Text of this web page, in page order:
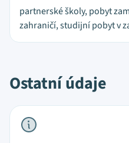
partnerské školy, pobyt
zahraničí, studijní pobyt v
Ostatní údaje